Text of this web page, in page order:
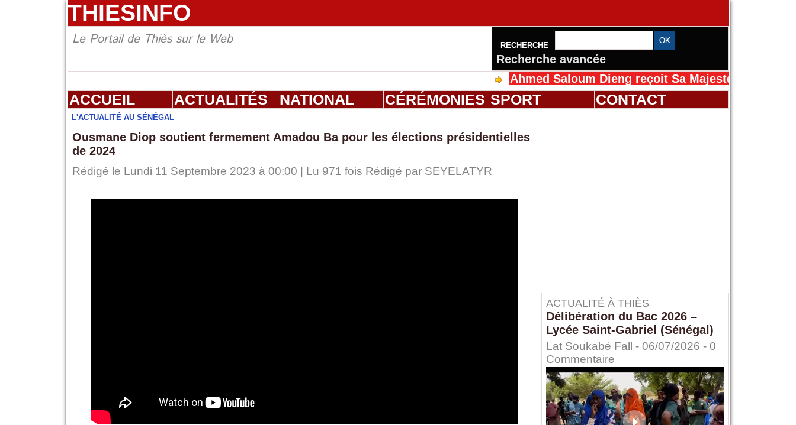
THIESINFO
Le Portail de Thiès sur le Web RECHERCHE
Recherche avancée
Ahmed Saloum Dieng reçoit Sa Majesté Mansah Cissé
ACCUEIL ACTUALITÉS NATIONAL CÉRÉMONIES SPORT CONTACT
L'ACTUALITÉ AU SÉNÉGAL
Ousmane Diop soutient fermement Amadou Ba pour les élections présidentielles
de 2024
Rédigé le Lundi 11 Septembre 2023 à 00:00 | Lu 971 fois Rédigé par SEYELATYR
ACTUALITÉ À THIÈS
Délibération du Bac 2026 –
Lycée Saint-Gabriel (Sénégal)
Lat Soukabé Fall - 06/07/2026 - 0
Commentaire